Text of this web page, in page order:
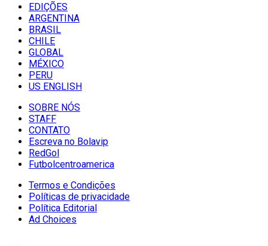
EDIÇÕES
ARGENTINA
BRASIL
CHILE
GLOBAL
MÉXICO
PERU
US ENGLISH
SOBRE NÓS
STAFF
CONTATO
Escreva no Bolavip
RedGol
Futbolcentroamerica
Termos e Condições
Políticas de privacidade
Política Editorial
Ad Choices